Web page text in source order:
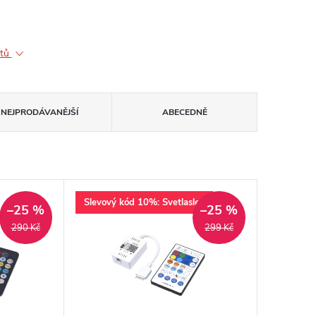
NEJPRODÁVANĚJŠÍ ABECEDNĚ
290 Kč
–25 % Slevový kód 10%: Svetlaslev
299 Kč
–25 %